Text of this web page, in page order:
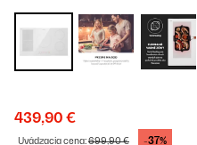
439,90 €
Uvádzacia cena:699,90 € -37%